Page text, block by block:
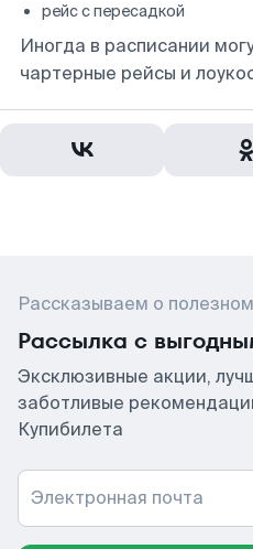
рейс с пересадкой
Иногда в расписании
чартерные рейсы и
Рассказываем о
Рассылка с
Эксклюзивные акции,
заботливые
Купибилета
Электронная почта